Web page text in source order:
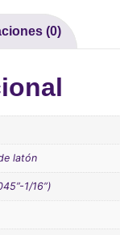
(0)
latón
1/16”)